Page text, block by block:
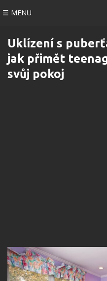
☰ MENU
Uklízení s
jak přimět
svůj pokoj